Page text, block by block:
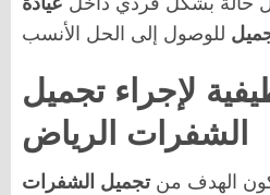
لإجراء تجميل
الشفرات الرياض
الهدف منتجميل الشفرات